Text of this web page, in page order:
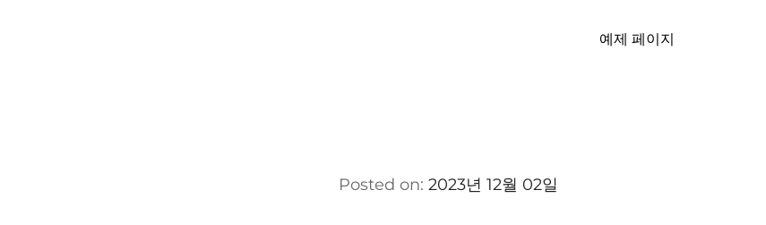
예제 페이지
Posted on: 2023년 12월 02일